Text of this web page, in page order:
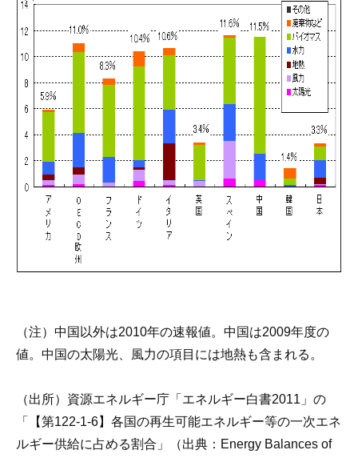
（注）中国以外は2010年の速報値。中国は2009年度の
値。中国の太陽光、風力の項目には地熱も含まれる。
（出所）資源エネルギー庁「エネルギー白書2011」の
「【第122-1-6】各国の再生可能エネルギー等の一次エネ
ルギー供給に占める割合」（出典：Energy Balances of